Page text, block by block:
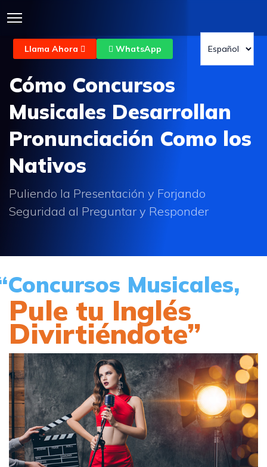
Llama Ahora WhatsApp
Cómo Concursos
Musicales Desarrollan
Pronunciación Como los
Nativos
Puliendo la Presentación y Forjando
Seguridad al Preguntar y Responder
Musicales,
Pule tu Inglés
Divirtiéndote”